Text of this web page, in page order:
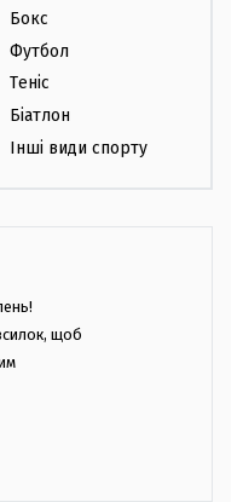
Бокс
Футбол
Теніс
Біатлон
Інші види спорту
щоб